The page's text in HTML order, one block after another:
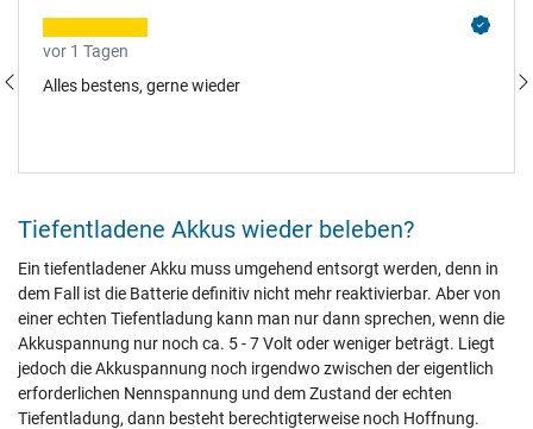
vor 1 Tagen
Alles bestens, gerne wieder
Tiefentladene Akkus wieder beleben?
Ein tiefentladener Akku muss umgehend entsorgt werden, denn in
dem Fall ist die Batterie definitiv nicht mehr reaktivierbar. Aber von
einer echten Tiefentladung kann man nur dann sprechen, wenn die
Akkuspannung nur noch ca. 5 - 7 Volt oder weniger beträgt. Liegt
jedoch die Akkuspannung noch irgendwo zwischen der eigentlich
erforderlichen Nennspannung und dem Zustand der echten
Tiefentladung, dann besteht berechtigterweise noch Hoffnung.